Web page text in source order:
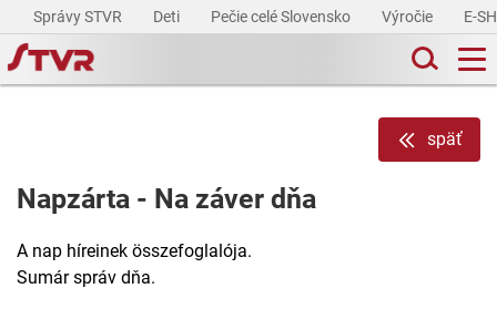
Správy STVR Deti Pečie celé Slovensko Výročie E-
späť
Napzárta - Na záver dňa
A nap híreinek összefoglalója.
Sumár správ dňa.